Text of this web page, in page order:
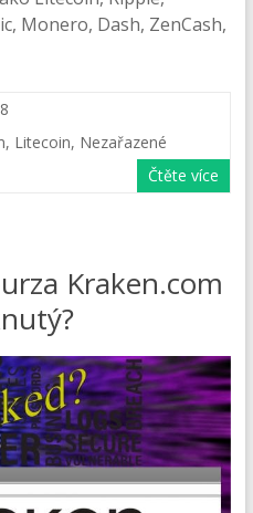
Monero, Dash, ZenCash,
, Litecoin, Nezařazené
Čtěte více
Kraken.com